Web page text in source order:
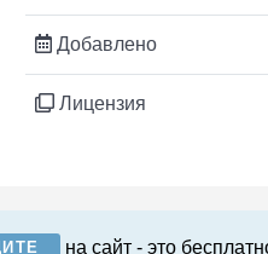
Добавлено
Лицензия
на сайт - это